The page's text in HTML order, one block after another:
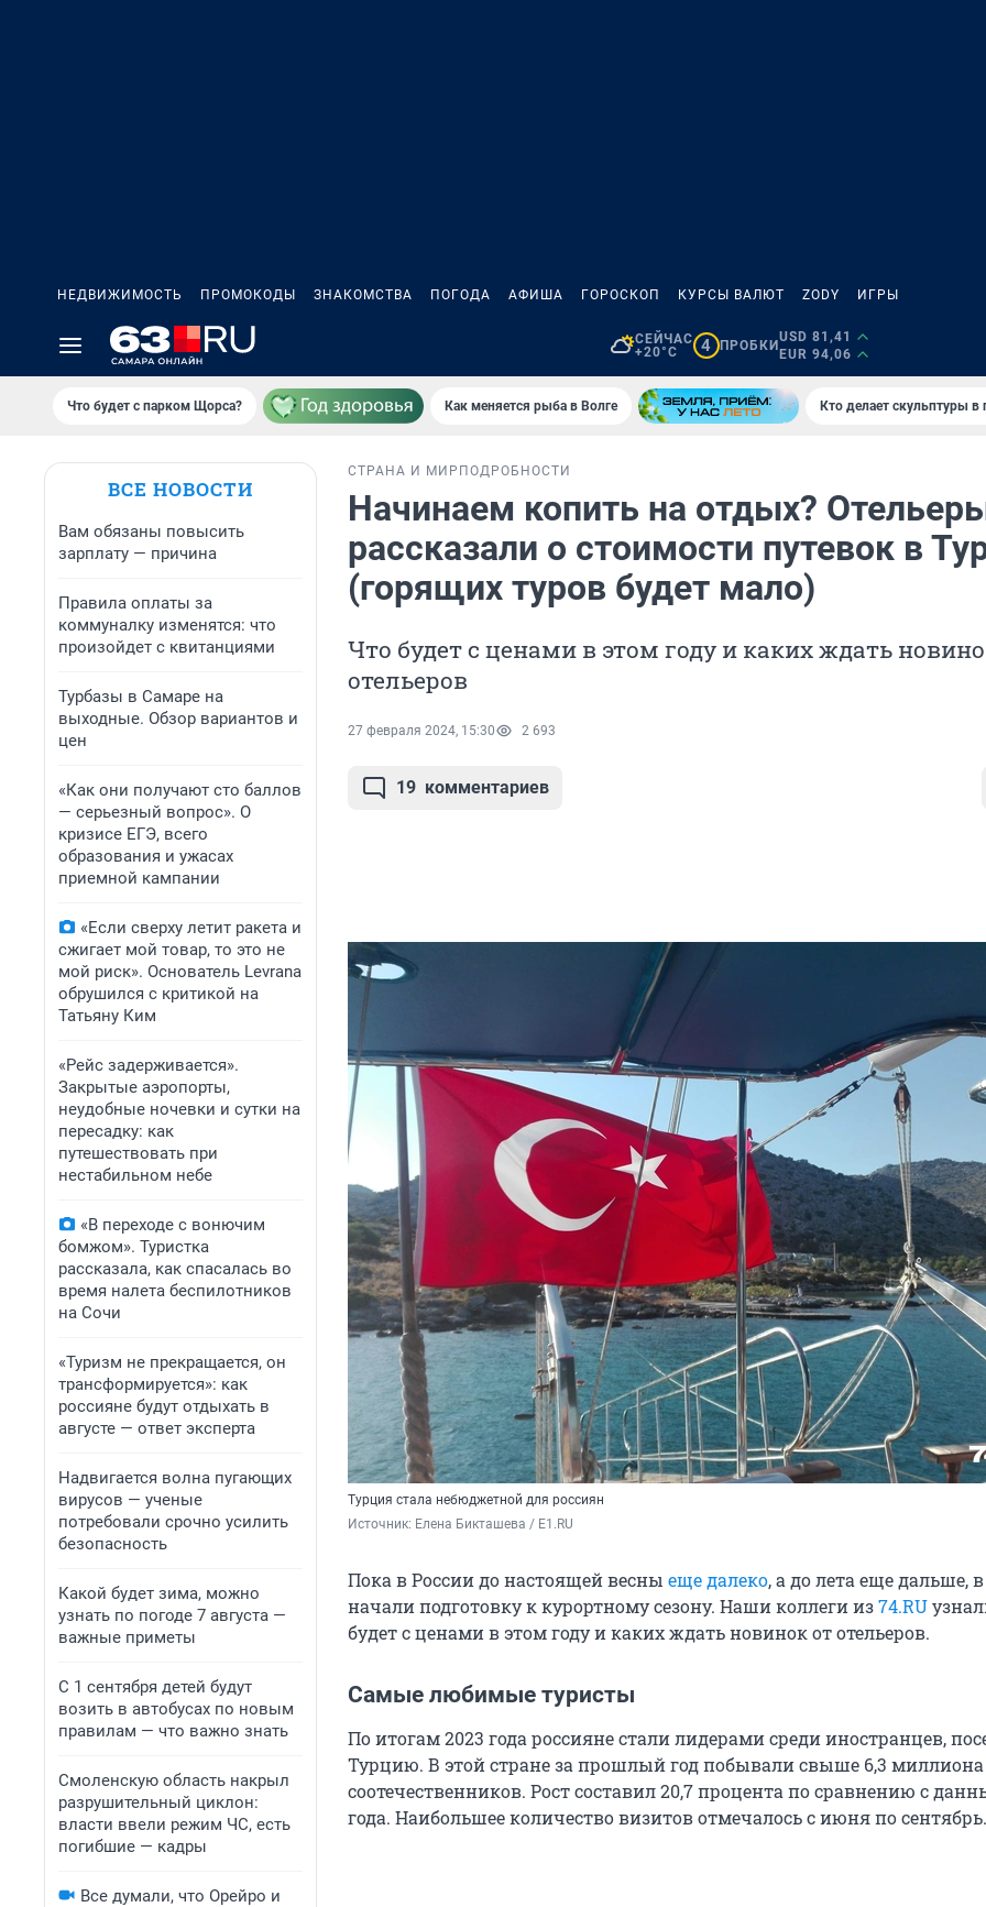
НЕДВИЖИМОСТЬ ПРОМОКОДЫ ЗНАКОМСТВА ПОГОДА АФИША ГОРОСКОП КУРСЫ ВАЛЮТ ZODY ИГРЫ
СЕЙЧАС
+20°C
4 ПРОБКИ
USD 81,41
EUR 94,06
Что будет с парком Щорса? Как меняется рыба в Волге Кто делает скульптуры в
ВСЕ НОВОСТИ
Вам обязаны повысить
зарплату — причина
Правила оплаты за
коммуналку изменятся: что
произойдет с квитанциями
Турбазы в Самаре на
выходные. Обзор вариантов и
цен
«Как они получают сто баллов
— серьезный вопрос». О
кризисе ЕГЭ, всего
образования и ужасах
приемной кампании
«Если сверху летит ракета и
сжигает мой товар, то это не
мой риск». Основатель Levrana
обрушился с критикой на
Татьяну Ким
«Рейс задерживается».
Закрытые аэропорты,
неудобные ночевки и сутки на
пересадку: как
путешествовать при
нестабильном небе
«В переходе с вонючим
бомжом». Туристка
рассказала, как спасалась во
время налета беспилотников
на Сочи
«Туризм не прекращается, он
трансформируется»: как
россияне будут отдыхать в
августе — ответ эксперта
Надвигается волна пугающих
вирусов — ученые
потребовали срочно усилить
безопасность
Какой будет зима, можно
узнать по погоде 7 августа —
важные приметы
С 1 сентября детей будут
возить в автобусах по новым
правилам — что важно знать
Смоленскую область накрыл
разрушительный циклон:
власти ввели режим ЧС, есть
погибшие — кадры
Все думали, что Орейро и
СТРАНА И МИР ПОДРОБНОСТИ
Начинаем копить на отдых?
рассказали о стоимости путевок в
(горящих туров будет мало)
Что будет с ценами в этом году и каких ждать
отельеров
27 февраля 2024, 15:30 2 693
19 комментариев
Турция стала небюджетной для россиян
Источник: Елена Бикташева / E1.RU
Пока в России до настоящей весны еще далеко, а до лета еще дальше,
начали подготовку к курортному сезону. Наши коллеги из74.RU
будет с ценами в этом году и каких ждать новинок от отельеров.
Самые любимые туристы
По итогам 2023 года россияне стали лидерами среди иностранцев,
Турцию. В этой стране за прошлый год побывали свыше 6,3
соотечественников. Рост составил 20,7 процента по сравнению с
года. Наибольшее количество визитов отмечалось с июня по сентябрь.